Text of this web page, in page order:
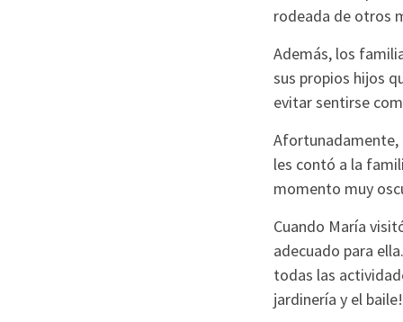
rodeada de otros
Además, los
sus propios hijos
evitar sentirse
Afortunadamente,
les contó a la
momento muy
Cuando María
adecuado para
todas las
jardinería y el baile!